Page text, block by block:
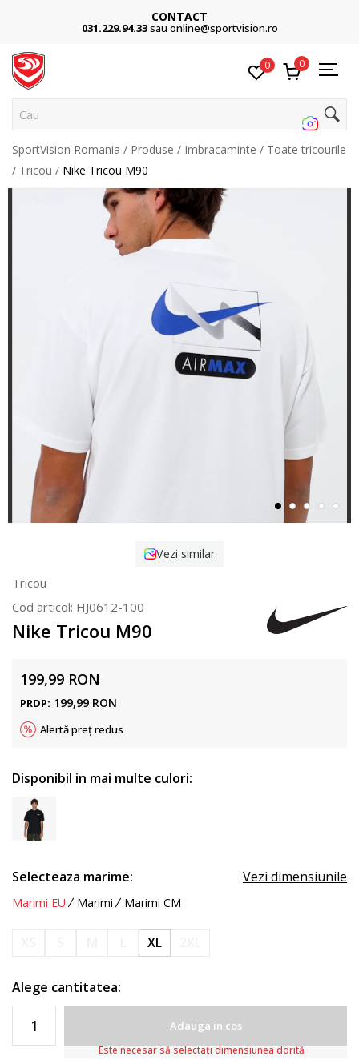
Cumpără acum, plateste mai târziu
3 rate fără dobândă fără card de credit cu Klarna
0 0
Cauta p
SportVision Romania Produse Imbracaminte
Toate tricourile
Tricou
Nike Tricou M90
Vezi similar
Tricou
Cod articol: HJ0612-100
Nike Tricou M90
199,99 RON
PRDP: 199,99 RON
Alertă preț redus
Disponibil in mai multe culori:
Selecteaza marime: Vezi dimensiunile
Marimi EU Marimi Marimi CM
XL
Alege cantitatea:
Adauga in cos
Este necesar să selectați dimensiunea dorită